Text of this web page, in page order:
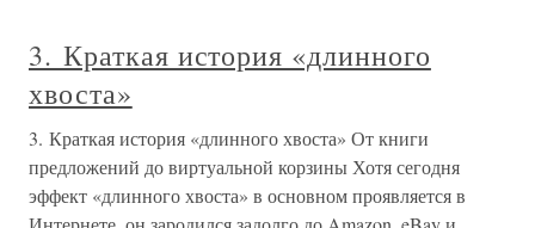
3. Краткая история «длинного
хвоста»
3. Краткая история «длинного хвоста» От книги
предложений до виртуальной корзины Хотя сегодня
эффект «длинного хвоста» в основном проявляется в